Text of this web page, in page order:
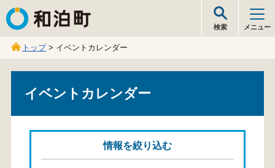
和泊町
検索 メニュー
トップ> イベントカレンダー
イベントカレンダー
情報を絞り込む